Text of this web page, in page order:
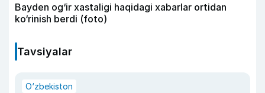
Bayden og‘ir xastaligi haqidagi xabarlar ortidan
ko‘rinish berdi (foto)
Tavsiyalar
O‘zbekiston